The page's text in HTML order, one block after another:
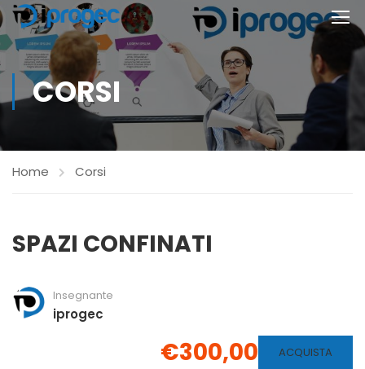
CORSI
Home Corsi
SPAZI CONFINATI
Insegnante
iprogec
€300,00 ACQUISTA